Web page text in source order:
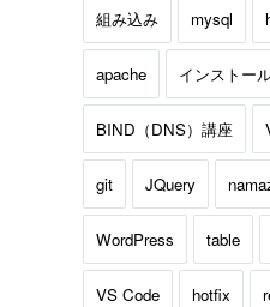
組み込み mysql
apache インストー
BIND（DNS）講座
git JQuery
WordPress table
VS Code hotfix